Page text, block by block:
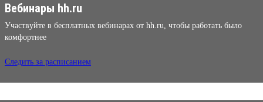
Вебинары hh.ru
Участвуйте в бесплатных вебинарах от hh.ru, чтобы работать было
комфортнее
Следить за расписанием